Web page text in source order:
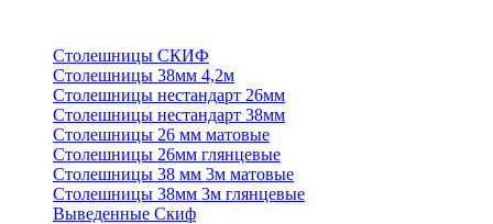
Столешницы СКИФ
Столешницы 38мм 4,2м
Столешницы нестандарт 26мм
Столешницы нестандарт 38мм
Столешницы 26 мм матовые
Столешницы 26мм глянцевые
Столешницы 38 мм 3м матовые
Столешницы 38мм 3м глянцевые
Выведенные Скиф